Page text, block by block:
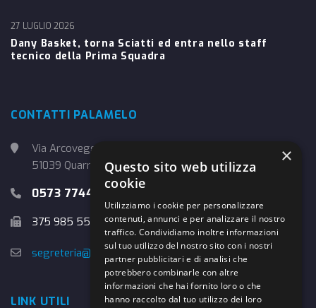
Dany Basket, torna Sciatti ed entra nello staff
tecnico della Prima Squadra
27 LUGLIO 2026
CONTATTI PALAMELO
Via Arcoveggio, 4
51039 Quarrata (PT)
0573 774457
375 985 5526
segreteria@danybasket.it
LINK UTILI
×
Questo sito web utilizza
cookie
Utilizziamo i cookie per personalizzare
contenuti, annunci e per analizzare il nostro
traffico. Condividiamo inoltre informazioni
sul tuo utilizzo del nostro sito con i nostri
partner pubblicitari e di analisi che
potrebbero combinarle con altre
informazioni che hai fornito loro o che
hanno raccolto dal tuo utilizzo dei loro